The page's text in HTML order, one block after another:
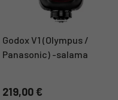
Godox V1 (Olympus /
Panasonic) -salama
219,00 €